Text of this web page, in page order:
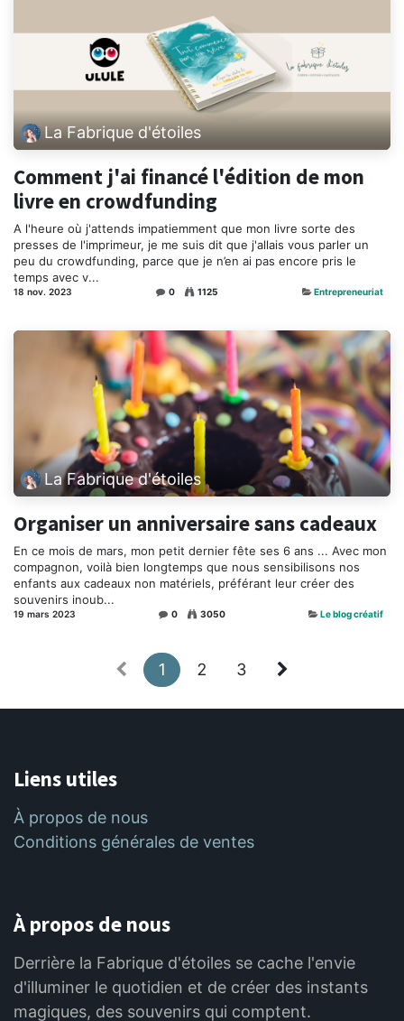
La Fabrique d'étoiles
Comment j'ai financé l'édition de mon
livre en crowdfunding
A l'heure où j'attends impatiemment que mon livre sorte des
presses de l'imprimeur, je me suis dit que j'allais vous parler un
peu du crowdfunding, parce que je n’en ai pas encore pris le
temps avec v...
18 nov. 2023 0 1125 Entrepreneuriat
La Fabrique d'étoiles
Organiser un anniversaire sans cadeaux
En ce mois de mars, mon petit dernier fête ses 6 ans ... Avec mon
compagnon, voilà bien longtemps que nous sensibilisons nos
enfants aux cadeaux non matériels, préférant leur créer des
souvenirs inoub...
19 mars 2023 0 3050 Le blog créatif
1 2 3
Liens utiles
À propos de nous
Conditions générales de ventes
À propos de nous
Derrière la Fabrique d'étoiles se cache l'envie
d'illuminer le quotidien et de créer des instants
magiques, des souvenirs qui comptent.